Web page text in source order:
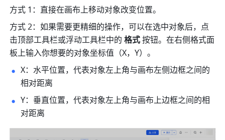
方式 1：直接在画布上移动对象改变位置。
方式 2：如果需要更精细的操作，可以在选中对象后，点
击顶部工具栏或浮动工具栏中的 格式 按钮。在右侧格式面
板上输入你想要的对象坐标值（X，Y）。
X：水平位置，代表对象左上角与画布左侧边框之间的
相对距离
Y：垂直位置，代表对象左上角与画布上边框之间的相
对距离